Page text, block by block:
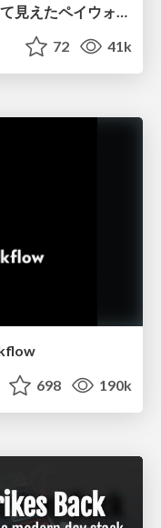
世界の人気アプリ100個を分析して見えたペイウォール設計の心得
72 41k
698 190k